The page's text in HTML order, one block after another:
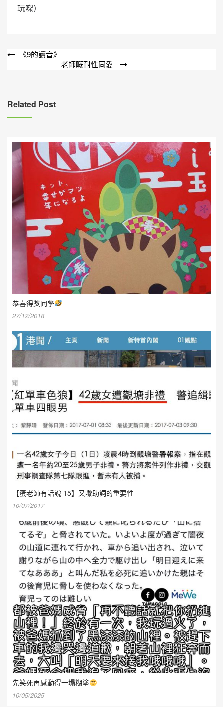
玩㗎）
文
覽
《9的讀音》
老師嘅耐性同愛
Related Post
恭喜得獎同學
27/12/2018
【蛋老師有話說 15】又嚟助詞的重要性
10/07/2017
先笑死再感動得一塌糊塗
10/05/2025